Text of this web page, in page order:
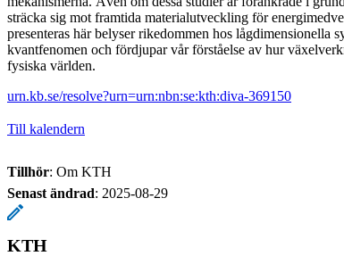
sträcka sig mot framtida materialutveckling för
presenteras här belyser rikedommen hos lågdimensionella
kvantfenomen och fördjupar vår förståelse av hur
fysiska världen.
urn.kb.se/resolve?urn=urn:nbn:se:kth:diva-369150
Till kalendern
Tillhör: Om KTH
Senast ändrad: 2025-08-29
KTH